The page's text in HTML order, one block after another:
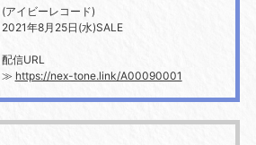
(アイビーレコード)
2021年8月25日(水)SALE
配信URL
≫ https://nex-tone.link/A00090001